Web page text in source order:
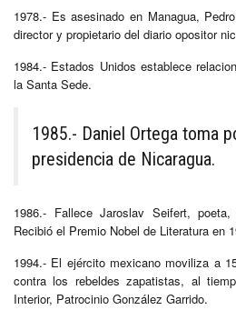
1978.- Es asesinado en Managua,
director y propietario del diario opositor
1984.- Estados Unidos establece
la Santa Sede.
1985.- Daniel Ortega toma
presidencia de Nicaragua.
1986.- Fallece Jaroslav Seifert,
Recibió el Premio Nobel de Literatura en
1994.- El ejército mexicano moviliza a
contra los rebeldes zapatistas, al
Interior, Patrocinio González Garrido.